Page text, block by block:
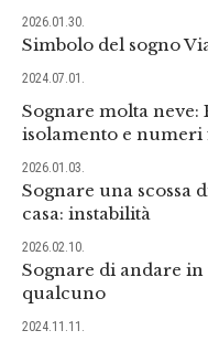
2026.01.30.
Simbolo del sogno
2024.07.01.
Sognare molta neve:
isolamento e
2026.01.03.
Sognare una scossa
casa: instabilità
2026.02.10.
Sognare di andare
qualcuno
2024.11.11.